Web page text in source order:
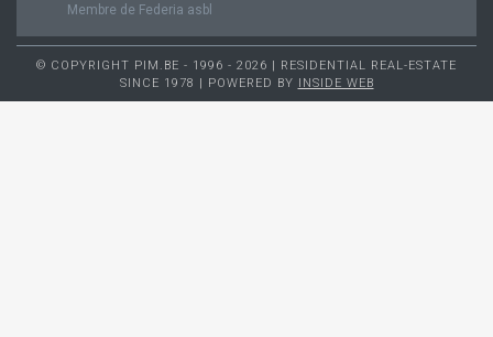
Membre de Federia asbl
© COPYRIGHT PIM.BE - 1996 - 2026 | RESIDENTIAL REAL-ESTATE
SINCE 1978 | POWERED BY INSIDE WEB